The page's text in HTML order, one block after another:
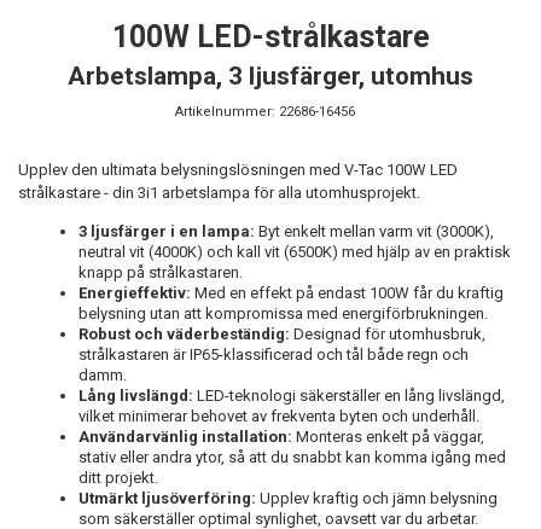
100W LED-strålkastare
Arbetslampa, 3 ljusfärger, utomhus
Artikelnummer: 22686-16456
Upplev den ultimata belysningslösningen med V-Tac 100W LED
strålkastare - din 3i1 arbetslampa för alla utomhusprojekt.
3 ljusfärger i en lampa: Byt enkelt mellan varm vit (3000K),
neutral vit (4000K) och kall vit (6500K) med hjälp av en praktisk
knapp på strålkastaren.
Energieffektiv: Med en effekt på endast 100W får du kraftig
belysning utan att kompromissa med energiförbrukningen.
Robust och väderbeständig: Designad för utomhusbruk,
strålkastaren är IP65-klassificerad och tål både regn och
damm.
Lång livslängd: LED-teknologi säkerställer en lång livslängd,
vilket minimerar behovet av frekventa byten och underhåll.
Användarvänlig installation: Monteras enkelt på väggar,
stativ eller andra ytor, så att du snabbt kan komma igång med
ditt projekt.
Utmärkt ljusöverföring: Upplev kraftig och jämn belysning
som säkerställer optimal synlighet, oavsett var du arbetar.